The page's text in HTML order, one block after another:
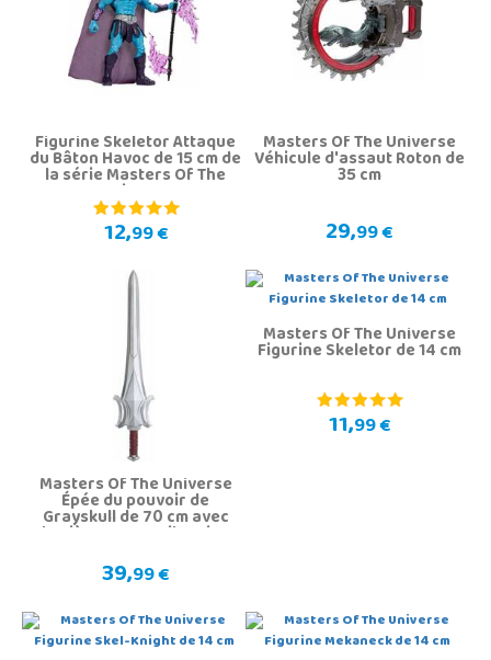
Figurine Skeletor Attaque
du Bâton Havoc de 15 cm de
la série Masters Of The
Universe
12,99 €
Masters Of The Universe
Véhicule d'assaut Roton de
35 cm
29,99 €
Masters Of The Universe
Épée du pouvoir de
Grayskull de 70 cm avec
lumière, son et vibration
39,99 €
Masters Of The Universe
Figurine Skeletor de 14 cm
11,99 €